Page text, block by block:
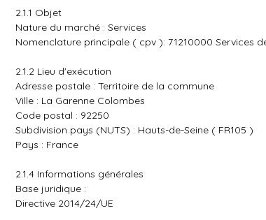
2.1.1 Objet
Nature du marché : Services
Nomenclature principale ( cpv ): 71210000 Services
2.1.2 Lieu d'exécution
Adresse postale : Territoire de la commune
Ville : La Garenne Colombes
Code postal : 92250
Subdivision pays (NUTS) : Hauts-de-Seine ( FR105 )
Pays : France
2.1.4 Informations générales
Base juridique :
Directive 2014/24/UE